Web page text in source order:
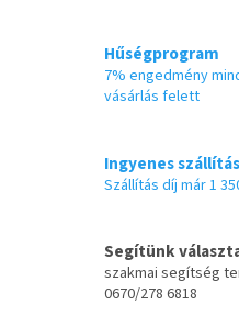
Hűségprogram
7% engedmény
vásárlás felett
Ingyenes szállítás
Szállítás díj már 1
Segítünk
szakmai segítség
0670/278 6818